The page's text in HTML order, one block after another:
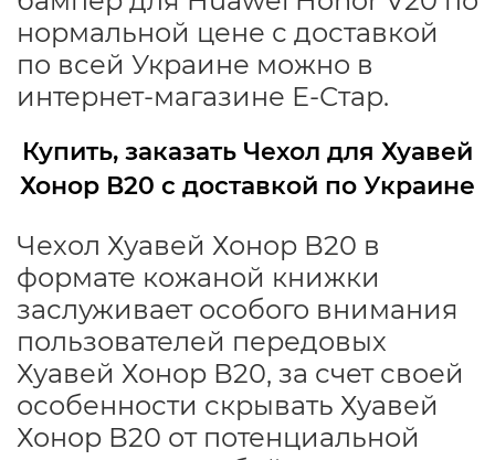
нормальной цене с доставкой
по всей Украине можно в
интернет-магазине Е-Стар.
Купить, заказать Чехол для Хуавей
Хонор В20 с доставкой по Украине
Чехол Хуавей Хонор В20 в
формате кожаной книжки
заслуживает особого внимания
пользователей передовых
Хуавей Хонор В20, за счет своей
особенности скрывать Хуавей
Хонор В20 от потенциальной